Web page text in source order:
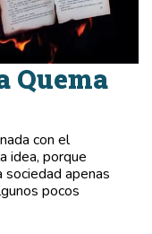
Quema
con el
idea, porque
sociedad apenas
pocos